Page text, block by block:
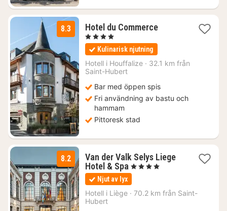
8.3 Hotel du Commerce1
från
1832
kr.
, 4 Stjärnor
Kulinarisk njutning
Hotell i Houffalize · 32.1 km från
Saint-Hubert
Bar med öppen spis
Fri användning av bastu och
hammam
Pittoresk stad
8.2
Van der Valk Selys Liege
Hotel & Spa 1
natt
från
1158
, 4 Stjärnor
Njut av lyx
Hotell i Liège · 70.2 km från Saint-
Hubert